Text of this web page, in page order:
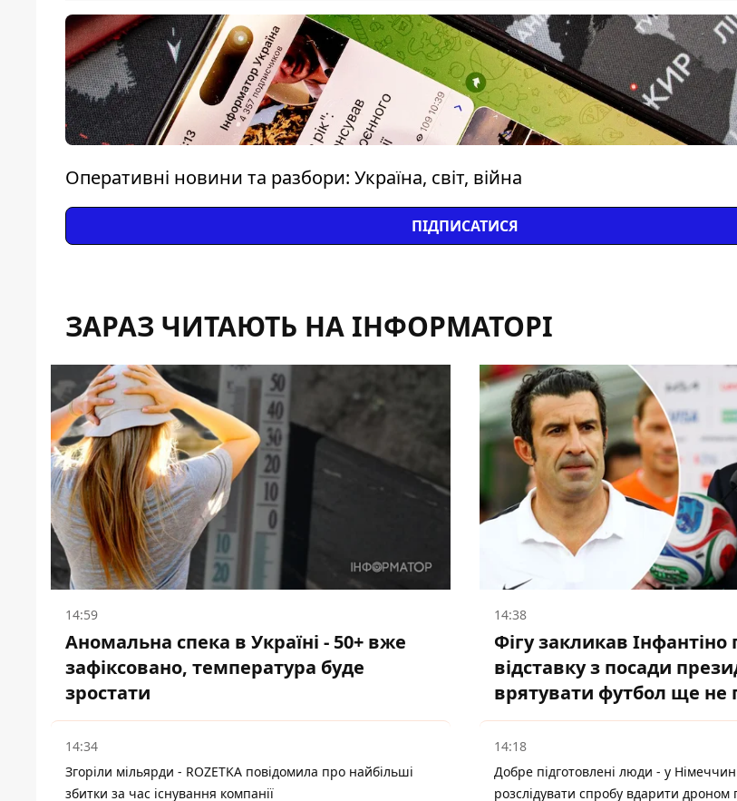
Оперативні новини та разбори: Україна, світ, війна
ПІДПИСАТИСЯ
ЗАРАЗ ЧИТАЮТЬ НА ІНФОРМАТОРІ
14:59
Аномальна спека в Україні - 50+ вже
зафіксовано, температура буде
зростати
14:38
Фігу закликав Інфантіно
відставку з посади
врятувати футбол ще не
14:34
Згоріли мільярди - ROZETKA повідомила про найбільші
збитки за час існування компанії
14:18
Добре підготовлені люди - у
розслідувати спробу вдарити дроном